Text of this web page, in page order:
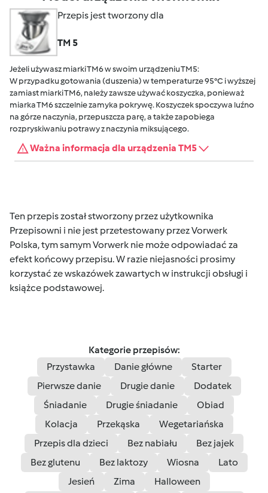
Przepis jest tworzony dla
TM 5
Jeżeli używasz miarki TM6 w swoim urządzeniu TM5:
W przypadku gotowania (duszenia) w temperaturze 95°C i wyższej
zamiast miarki TM6, należy zawsze używać koszyczka, ponieważ
miarka TM6 szczelnie zamyka pokrywę. Koszyczek spoczywa luźno
na górze naczynia, przepuszcza parę, a także zapobiega
rozpryskiwaniu potrawy z naczynia miksującego.
Ważna informacja dla urządzenia TM5
Ten przepis został stworzony przez użytkownika
Przepisowni i nie jest przetestowany przez Vorwerk
Polska, tym samym Vorwerk nie może odpowiadać za
efekt końcowy przepisu. W razie niejasności prosimy
korzystać ze wskazówek zawartych w instrukcji obsługi i
książce podstawowej.
Kategorie przepisów:
Przystawka
Danie główne
Starter
Pierwsze danie
Drugie danie
Dodatek
Śniadanie
Drugie śniadanie
Obiad
Kolacja
Przekąska
Wegetariańska
Przepis dla dzieci
Bez nabiału
Bez jajek
Bez glutenu
Bez laktozy Wiosna
Lato
Jesień
Zima
Halloween